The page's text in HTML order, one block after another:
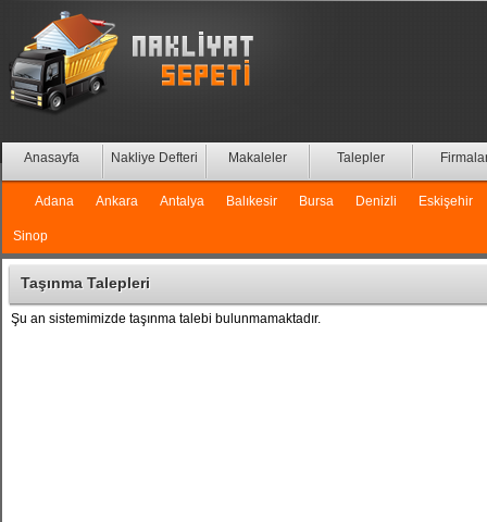
Anasayfa Nakliye Defteri Makaleler Talepler
Adana Ankara Antalya Balıkesir Bursa Denizli Eskişehir
Sinop
Taşınma Talepleri
Şu an sistemimizde taşınma talebi bulunmamaktadır.